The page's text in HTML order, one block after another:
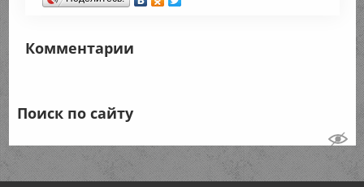
Комментарии
Поиск по сайту